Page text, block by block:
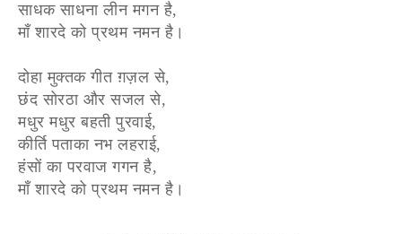
साधक साधना लीन मगन है,
माँ शारदे को प्रथम नमन है।
दोहा मुक्तक गीत ग़ज़ल से,
छंद सोरठा और सजल से,
मधुर मधुर बहती पुरवाई,
कीर्ति पताका नभ लहराई,
हंसों का परवाज गगन है,
माँ शारदे को प्रथम नमन है।